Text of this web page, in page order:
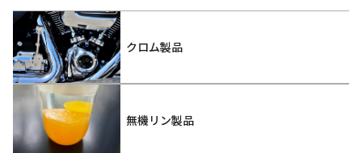
クロム製品
無機リン製品